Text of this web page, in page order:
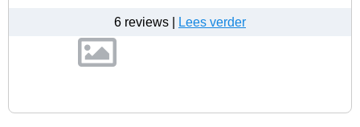
6 reviews | Lees verder